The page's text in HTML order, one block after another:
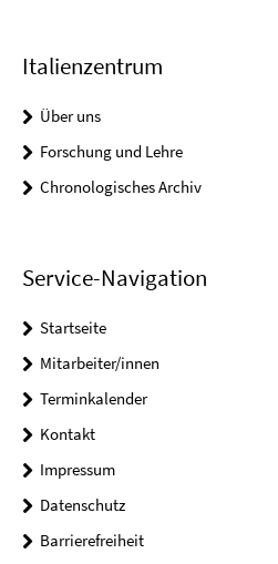
Italienzentrum
Über uns
Forschung und Lehre
Chronologisches Archiv
Service-Navigation
Startseite
Mitarbeiter/innen
Terminkalender
Kontakt
Impressum
Datenschutz
Barrierefreiheit